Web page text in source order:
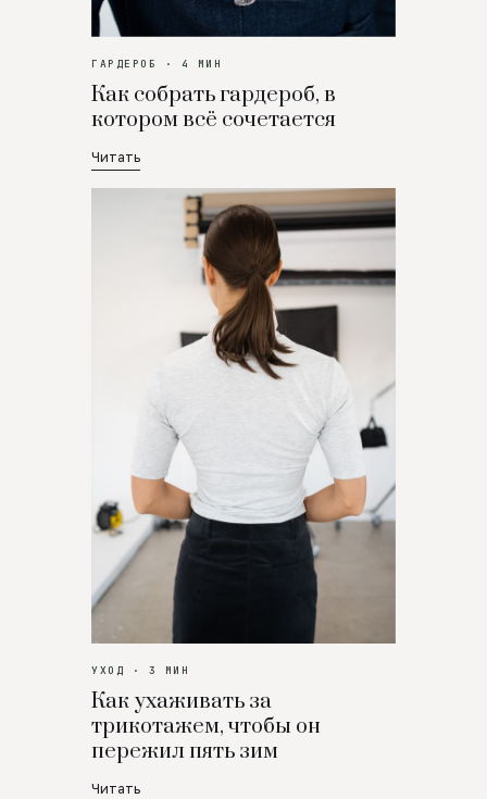
ГАРДЕРОБ · 4 МИН
Как собрать гардероб, в
котором всё сочетается
Читать
УХОД · 3 МИН
Как ухаживать за
трикотажем, чтобы он
пережил пять зим
Читать